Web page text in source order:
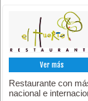
Ver más
Restaurante con
nacional e